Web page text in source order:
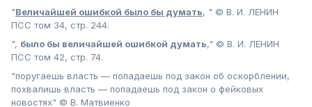
"Величайшей ошибкой было бы думать, " © В. И. ЛЕНИН
ПСС том 34, стр. 244.
", было бы величайшей ошибкой думать," © В. И. ЛЕНИН
ПСС том 42, стр. 74.
"поругаешь власть — попадаешь под закон об оскорблении,
похвалишь власть — попадаешь под закон о фейковых
новостях" © В. Матвиенко